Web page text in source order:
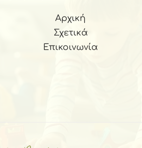
Αρχική
Σχετικά
Επικοινωνία